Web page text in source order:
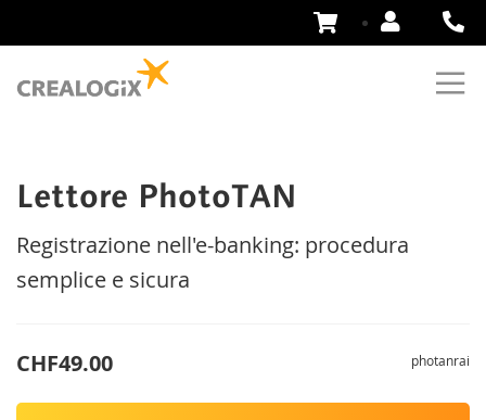
Skip
Lettore PhotoTAN
Registrazione nell'e-banking: procedura
semplice e sicura
CHF49.00 photanrai